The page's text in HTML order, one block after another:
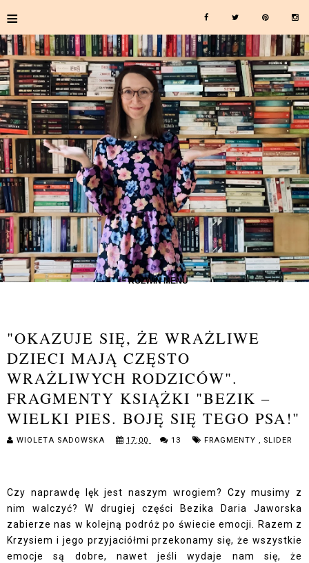
≡
≡ ROZWIŃ MENU
"OKAZUJE SIĘ, ŻE WRAŻLIWE
DZIECI MAJĄ CZĘSTO
WRAŻLIWYCH RODZICÓW".
FRAGMENTY KSIĄŻKI "BEZIK –
WIELKI PIES. BOJĘ SIĘ TEGO PSA!"
WIOLETA SADOWSKA 17:00 13 FRAGMENTY , SLIDER
Czy naprawdę lęk jest naszym wrogiem? Czy musimy z
nim walczyć? W drugiej części Bezika Daria Jaworska
zabierze nas w kolejną podróż po świecie emocji. Razem z
Krzysiem i jego przyjaciółmi przekonamy się, że wszystkie
emocje są dobre, nawet jeśli wydaje nam się, że